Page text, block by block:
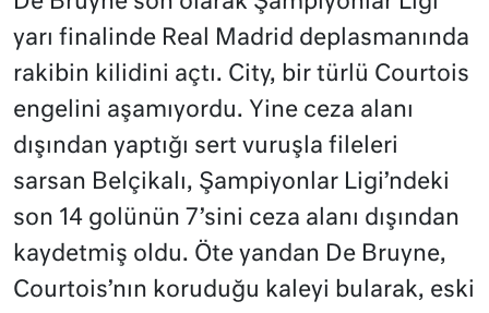
yarı finalinde Real Madrid deplasmanında
rakibin kilidini açtı. City, bir türlü Courtois
engelini aşamıyordu. Yine ceza alanı
dışından yaptığı sert vuruşla fileleri
sarsan Belçikalı, Şampiyonlar Ligi’ndeki
son 14 golünün 7’sini ceza alanı dışından
kaydetmiş oldu. Öte yandan De Bruyne,
Courtois’nın koruduğu kaleyi bularak, eski